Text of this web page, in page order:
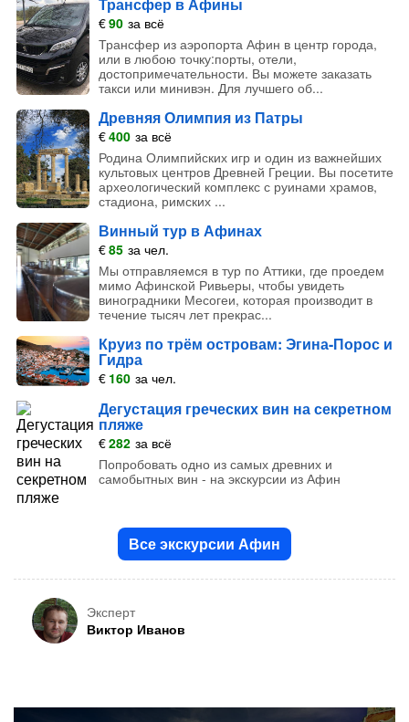
Трансфер в Афины
€90 за всё
Трансфер из аэропорта Афин в центр города,
или в любою точку:порты, отели,
достопримечательности. Вы можете заказать
такси или минивэн. Для лучшего об...
Древняя Олимпия из Патры
€400 за всё
Родина Олимпийских игр и один из важнейших
культовых центров Древней Греции. Вы посетите
археологический комплекс с руинами храмов,
стадиона, римских ...
Винный тур в Афинах
€85 за чел.
Мы отправляемся в тур по Аттики, где проедем
мимо Афинской Ривьеры, чтобы увидеть
виноградники Месогеи, которая производит в
течение тысяч лет прекрас...
Круиз по трём островам: Эгина-Порос и
Гидра
€ 160 за чел.
Дегустация греческих вин на секретном
пляже
€282 за всё
Попробовать одно из самых древних и
самобытных вин - на экскурсии из Афин
Все экскурсии Афин
Эксперт
Виктор Иванов